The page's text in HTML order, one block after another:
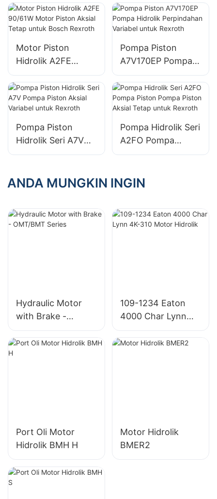
Fungsi Katup
Gabungan
Motor Piston
Hidrolik A2FE
90/61W Motor
Piston Aksial Tetap
untuk Bosch
Rexroth
Pompa Piston
A7V170EP Pompa
Hidrolik
Perpindahan
Variabel untuk
Rexroth
Pompa Piston
Hidrolik Seri A7V
Pompa Piston
untuk Rexroth
Pompa Hidrolik Seri
A2FO Pompa
Piston Pompa
untuk Rexroth
ANDA MUNGKIN INGIN
Hydraulic Motor
with Brake -
OMT/BMT Series
109-1234 Eaton
4000 Char Lynn
4K-310 Motor
Hidrolik
Port Oli Motor
Hidrolik BMH H
Motor Hidrolik
BMER2